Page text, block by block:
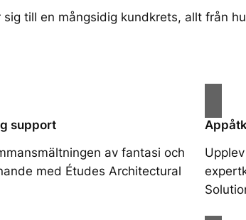
till en mångsidig kundkrets, allt från
support
av fantasi och
med Études Architectural